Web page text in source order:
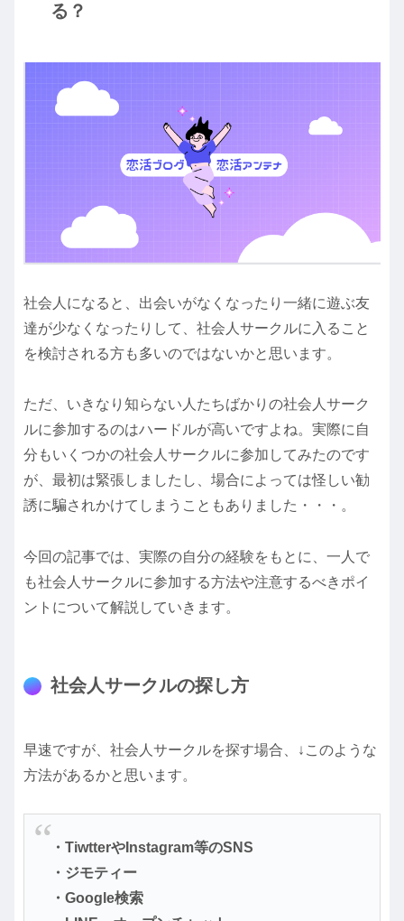
る？
社会人になると、出会いがなくなったり一緒に遊ぶ友
達が少なくなったりして、社会人サークルに入ること
を検討される方も多いのではないかと思います。
ただ、いきなり知らない人たちばかりの社会人サーク
ルに参加するのはハードルが高いですよね。実際に自
分もいくつかの社会人サークルに参加してみたのです
が、最初は緊張しましたし、場合によっては怪しい勧
誘に騙されかけてしまうこともありました・・・。
今回の記事では、実際の自分の経験をもとに、一人で
も社会人サークルに参加する方法や注意するべきポイ
ントについて解説していきます。
社会人サークルの探し方
早速ですが、社会人サークルを探す場合、↓このような
方法があるかと思います。
・TiwtterやInstagram等のSNS
・ジモティー
・Google検索